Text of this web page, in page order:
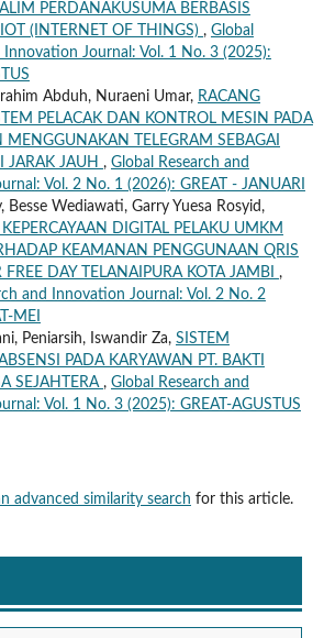
PERDANAKUSUMA BERBASIS
IOT (INTERNET OF THINGS) , Global
Innovation Journal: Vol. 1 No. 3 (2025):
Abduh, Nuraeni Umar, RACANG
PELACAK DAN KONTROL MESIN PADA
MENGGUNAKAN TELEGRAM SEBAGAI
JARAK JAUH , Global Research and
Vol. 2 No. 1 (2026): GREAT - JANUARI
Besse Wediawati, Garry Yuesa Rosyid,
KEPERCAYAAN DIGITAL PELAKU UMKM
KEAMANAN PENGGUNAAN QRIS
FREE DAY TELANAIPURA KOTA JAMBI ,
and Innovation Journal: Vol. 2 No. 2
MEI
Peniarsih, Iswandir Za, SISTEM
PADA KARYAWAN PT. BAKTI
SEJAHTERA , Global Research and
Vol. 1 No. 3 (2025): GREAT-AGUSTUS
advanced similarity search for this article.